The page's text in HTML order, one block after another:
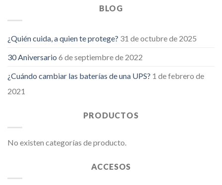
BLOG
¿Quién cuida, a quien te protege? 31 de octubre de 2025
30 Aniversario 6 de septiembre de 2022
¿Cuándo cambiar las baterías de una UPS? 1 de febrero de
2021
PRODUCTOS
No existen categorías de producto.
ACCESOS